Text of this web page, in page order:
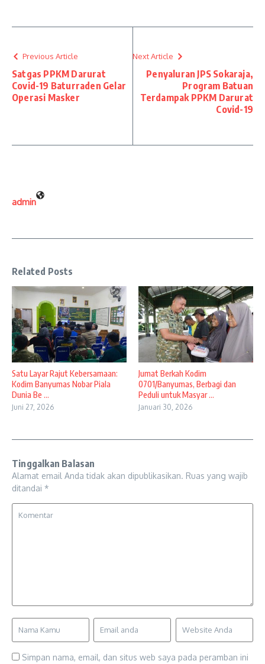
Previous Article
Satgas PPKM Darurat
Covid-19 Baturraden Gelar
Operasi Masker
Next Article
Penyaluran JPS Sokaraja,
Program Batuan
Terdampak PPKM Darurat
Covid-19
admin
Related Posts
Satu Layar Rajut Kebersamaan:
Kodim Banyumas Nobar Piala
Dunia Be ...
Juni 27, 2026
Jumat Berkah Kodim
0701/Banyumas, Berbagi dan
Peduli untuk Masyar ...
Januari 30, 2026
Tinggalkan Balasan
Alamat email Anda tidak akan dipublikasikan. Ruas yang wajib
ditandai *
Simpan nama, email, dan situs web saya pada peramban ini